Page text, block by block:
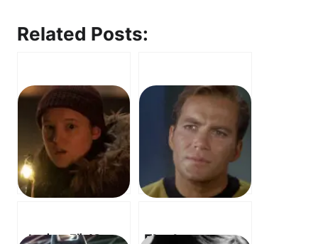
Related Posts:
스타 트렉 (Star
Fleabag –